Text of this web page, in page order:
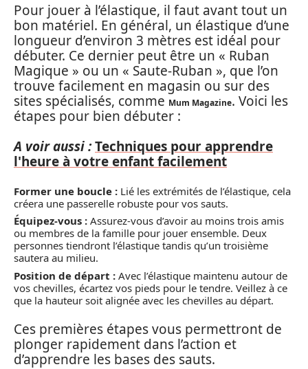
Pour jouer à l’élastique, il faut avant tout un
bon matériel. En général, un élastique d’une
longueur d’environ 3 mètres est idéal pour
débuter. Ce dernier peut être un « Ruban
Magique » ou un « Saute-Ruban », que l’on
trouve facilement en magasin ou sur des
sites spécialisés, comme Mum Magazine. Voici les
étapes pour bien débuter :
A voir aussi :Techniques pour apprendre
l'heure à votre enfant facilement
Former une boucle : Lié les extrémités de l’élastique, cela
créera une passerelle robuste pour vos sauts.
Équipez-vous : Assurez-vous d’avoir au moins trois amis
ou membres de la famille pour jouer ensemble. Deux
personnes tiendront l’élastique tandis qu’un troisième
sautera au milieu.
Position de départ : Avec l’élastique maintenu autour de
vos chevilles, écartez vos pieds pour le tendre. Veillez à ce
que la hauteur soit alignée avec les chevilles au départ.
Ces premières étapes vous permettront de
plonger rapidement dans l’action et
d’apprendre les bases des sauts.